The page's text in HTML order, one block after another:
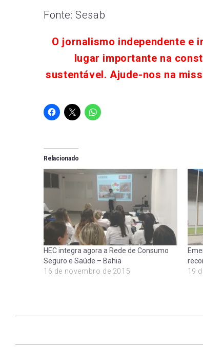
Fonte: Sesab
O jornalismo independente e
lugar importante na
sustentável. Ajude-nos na
Relacionado
HEC integra agora a Rede de Consumo
Seguro e Saúde – Bahia
16 de novembro de 2015
19